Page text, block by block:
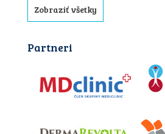
Zobraziť všetky
Partneri